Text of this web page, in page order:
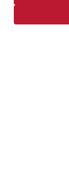
Навигация по